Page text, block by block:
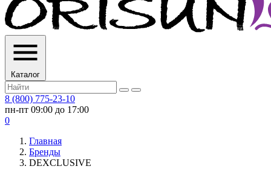
Каталог
8 (800) 775-23-10
пн-пт 09:00 до 17:00
0
Главная
Бренды
DEXCLUSIVE